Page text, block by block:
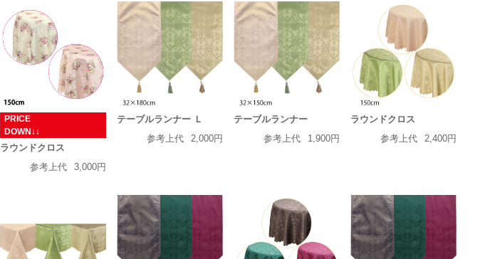
PRICE
DOWN↓↓
ラウンドクロス
参考上代
3,000円
テーブルランナー Ｌ
参考上代
2,000円
テーブルランナー
参考上代
1,900円
ラウンドクロス
参考上代
2,400円